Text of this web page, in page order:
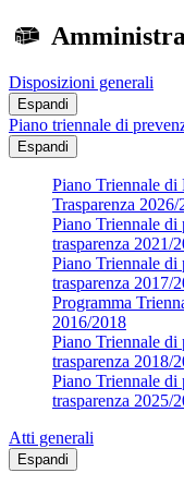
Disposizioni generali
Espandi
Piano triennale di
Espandi
Piano Triennale di
Trasparenza 2026/
Piano Triennale di
trasparenza 2021/
Piano Triennale di
trasparenza 2017/
Programma
2016/2018
Piano Triennale di
trasparenza 2018/
Piano Triennale di
trasparenza 2025/
Atti generali
Espandi